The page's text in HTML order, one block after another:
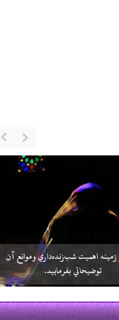
سلامي كه بعد از اتمام نماز به 3 امام داده مي‌شود منشأ
آن چيست؟